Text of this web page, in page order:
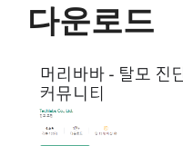
다운로드